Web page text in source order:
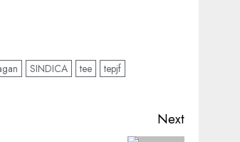
SINDICA tee
tepjf
Next